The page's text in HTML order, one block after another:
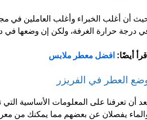
أن أغلب الخبراء وأغلب العاملين
درجة حرارة الغرفة، ولكن إن وضعها في
أيضًا: افضل معطر ملابس
العطر في الفريزر
أن تعرفنا على المعلومات الأساسية
يفصلان عن بعضهم مما يمكنك من